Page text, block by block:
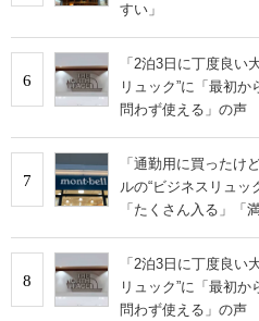
すい」
6
「2泊3日に丁度良い
リュック”に「最初
問わず使える」の声
7
「通勤用に買った
ルの“ビジネスリュッ
「たくさん入る」「
8
「2泊3日に丁度良い
リュック”に「最初
問わず使える」の声